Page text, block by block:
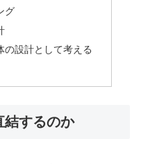
グ
の設計として考える
結するのか